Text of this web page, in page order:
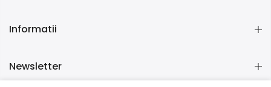
Informatii
Newsletter